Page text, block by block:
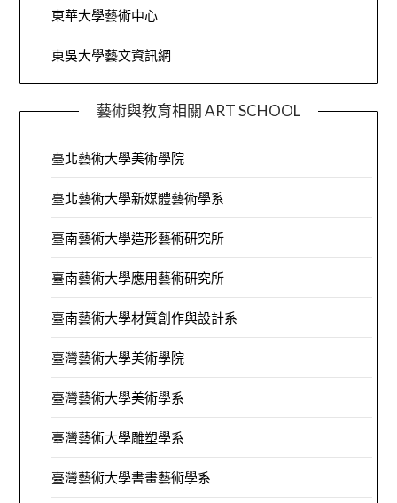
東華大學藝術中心
東吳大學藝文資訊網
藝術與教育相關 ART SCHOOL
臺北藝術大學美術學院
臺北藝術大學新媒體藝術學系
臺南藝術大學造形藝術研究所
臺南藝術大學應用藝術研究所
臺南藝術大學材質創作與設計系
臺灣藝術大學美術學院
臺灣藝術大學美術學系
臺灣藝術大學雕塑學系
臺灣藝術大學書畫藝術學系